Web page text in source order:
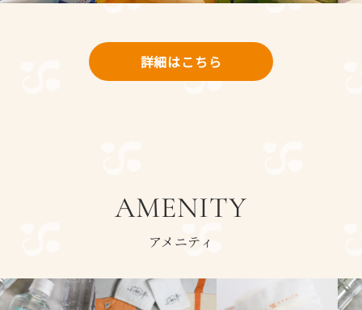
詳細はこちら
AMENITY
アメニティ